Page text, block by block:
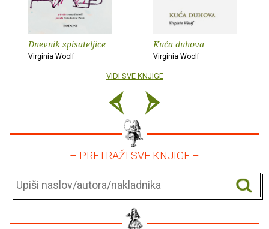
Dnevnik spisateljice
Virginia Woolf
Kuća duhova
Virginia Woolf
VIDI SVE KNJIGE
– PRETRAŽI SVE KNJIGE –